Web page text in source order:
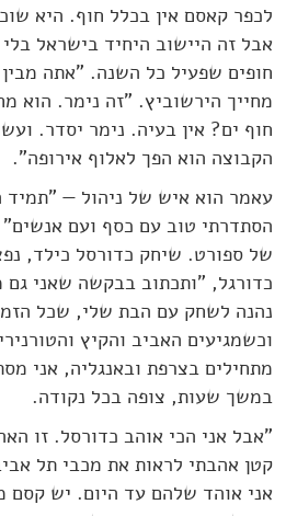
אבל זה היישוב היחיד בישראל
חופים שפעיל כל השנה. "אתה
מחייך הירשוביץ. "זה נימר. הוא
חוף ים? אין בעיה. נימר יסדר.
הקבוצה הוא הפך לאלוף אירופה".
עאמר הוא איש של ניהול — "תמיד
הסתדרתי טוב עם כסף ועם
של ספורט. שיחק כדורסל כילד,
כדורגל, "ותכתוב בבקשה שאני גם
נהנה לשחק עם הבת שלי, שכל
וכשמגיעים האביב והקיץ
מתחילים בצרפת ובאנגליה, אני
במשך שעות, צופה בכל נקודה.
"אבל אני הכי אוהב כדורסל. זו
קטן אהבתי לראות את מכבי תל
אני אוהד שלהם עד היום. יש קסם